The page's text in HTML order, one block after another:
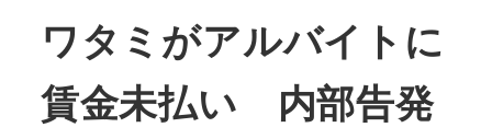
ワタミがアルバイトに
賃金未払い 内部告発